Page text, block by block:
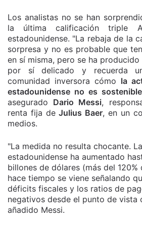
Los analistas no se han
la última calificación triple
estadounidense. "La rebaja de la
sorpresa y no es probable que
en sí misma, pero se ha
por sí delicado y recuerda
comunidad inversora cómo la
estadounidense no es
asegurado Dario Messi,
renta fija de Julius Baer, en un
medios.
"La medida no resulta chocante.
estadounidense ha aumentado
billones de dólares (más del 120%
hace tiempo se viene señalando
déficits fiscales y los ratios de
negativos desde el punto de vista
añadido Messi.